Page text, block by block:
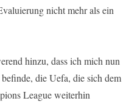
nicht mehr als ein
hinzu, dass ich mich nun
die Uefa, die sich dem
League weiterhin